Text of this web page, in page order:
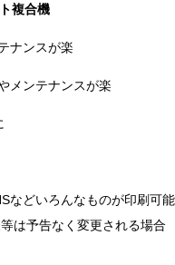
複合機
ナンスが楽
メンテナンスが楽
などいろんなものが印刷可能
は予告なく変更される場合